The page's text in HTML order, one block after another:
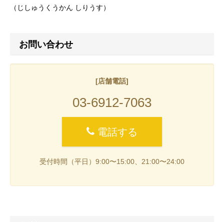
（じしゅうくうかん しりうす）
お問い合わせ
[店舗電話]
03-6912-7063
電話する
受付時間（平日）9:00〜15:00、21:00〜24:00